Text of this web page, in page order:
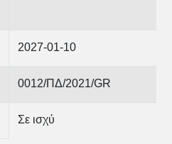
2027-01-10
0012/ΠΔ/2021/GR
Σε ισχύ